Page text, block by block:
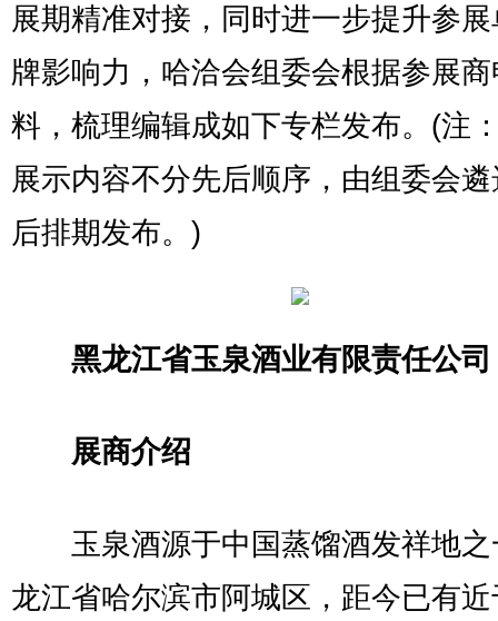
展期精准对接，同时进一步提升参
牌影响力，哈洽会组委会根据参展
料，梳理编辑成如下专栏发布。(注
展示内容不分先后顺序，由组委会
后排期发布。)
黑龙江省玉泉酒业有限责任公司
展商介绍
玉泉酒源于中国蒸馏酒发祥地之
龙江省哈尔滨市阿城区，距今已有